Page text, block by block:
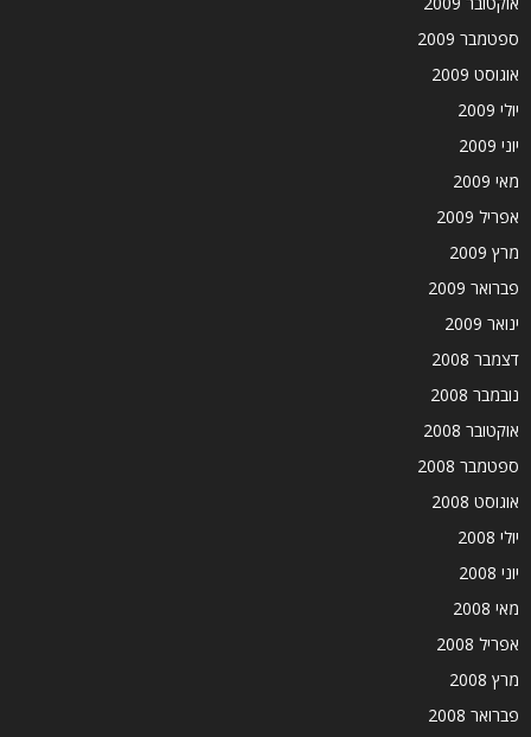
ספטמבר 2009
אוגוסט 2009
יולי 2009
יוני 2009
מאי 2009
אפריל 2009
מרץ 2009
פברואר 2009
ינואר 2009
דצמבר 2008
נובמבר 2008
אוקטובר 2008
ספטמבר 2008
אוגוסט 2008
יולי 2008
יוני 2008
מאי 2008
אפריל 2008
מרץ 2008
פברואר 2008